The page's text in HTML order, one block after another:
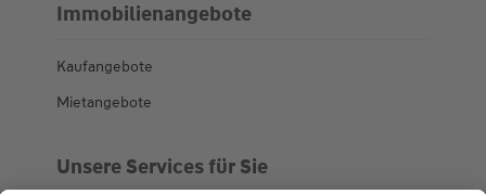
Immobilienangebote
Kaufangebote
Mietangebote
Unsere Services für Sie